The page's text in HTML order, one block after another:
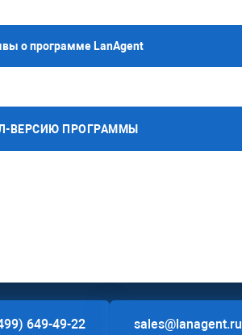
о программе LanAgent
ВЕРСИЮ ПРОГРАММЫ
649-49-22 sales@lanagent.ru